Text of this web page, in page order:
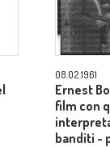
08.02.1961
Ernest
film con
banditi -